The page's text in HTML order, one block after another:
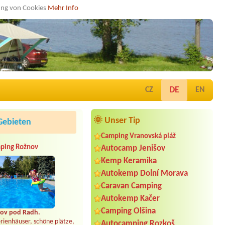
von Cookies Mehr Info
CZ DE EN
🌞 Unser Tip
Camping Vranovská pláž
Autocamp Jenišov
Kemp Keramika
Autokemp Dolní Morava
Caravan Camping
Autokemp Kačer
Camping Olšina
Rožnov
pod Radh.
schöne plätze,